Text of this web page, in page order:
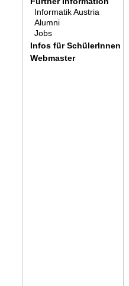
Informatik Austria
Alumni
Jobs
Infos für SchülerInnen
Webmaster